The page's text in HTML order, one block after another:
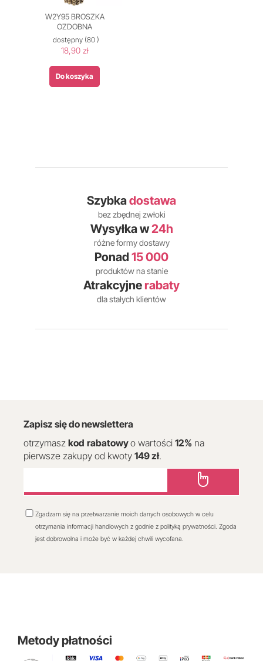
W2Y95 BROSZKA
OZDOBNA
dostępny (80 )
18,90 zł
Do koszyka
Szybkadostawa
bez zbędnej zwłoki
Wysyłka w24h
różne formy dostawy
Ponad 15 000
produktów na stanie
Atrakcyjne rabaty
dla stałych klientów
Zapisz się do newslettera
otrzymasz kod rabatowyo wartości 12% na
pierwsze zakupy od kwoty 149 zł.
Zgadzam się na przetwarzanie moich danych osobowych w celu
otrzymania informacji handlowych z godnie z polityką prywatności. Zgoda
jest dobrowolna i może być w każdej chwili wycofana.
Metody płatności